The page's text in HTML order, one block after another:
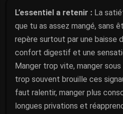
L’essentiel a retenir : La
que tu as assez mangé, sans
repère surtout par une baisse
confort digestif et une
Manger trop vite, manger
trop souvent brouille ces
faut ralentir, manger plus
longues privations et